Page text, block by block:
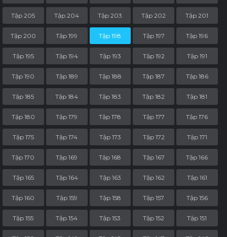
Tập 205 Tập 204 Tập 203 Tập 202 Tập 201
Tập 200 Tập 199 Tập 198 Tập 197 Tập 196
Tập 195 Tập 194 Tập 193 Tập 192 Tập 191
Tập 190 Tập 189 Tập 188 Tập 187 Tập 186
Tập 185 Tập 184 Tập 183 Tập 182 Tập 181
Tập 180 Tập 179 Tập 178 Tập 177 Tập 176
Tập 175 Tập 174 Tập 173 Tập 172 Tập 171
Tập 170 Tập 169 Tập 168 Tập 167 Tập 166
Tập 165 Tập 164 Tập 163 Tập 162 Tập 161
Tập 160 Tập 159 Tập 158 Tập 157 Tập 156
Tập 155 Tập 154 Tập 153 Tập 152 Tập 151